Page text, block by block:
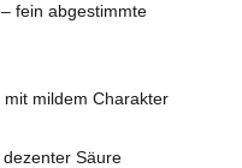
fein abgestimmte
mildem Charakter
Säure